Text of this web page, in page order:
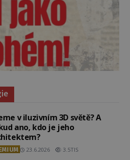
v iluzivním 3D světě? A
ano, kdo je jeho
23.6.2026 3.5TIS